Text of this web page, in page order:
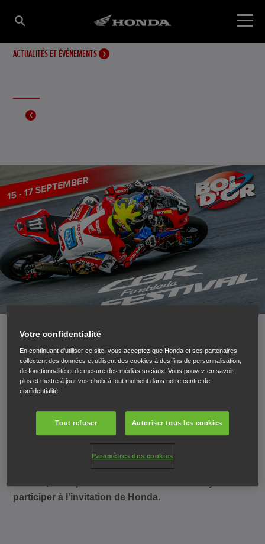
ACTUALITÉS ET ÉVÉNEMENTS
Honda Fireblade Festival au Bol
d’Or 2017
Pour célébrer les 25 ans d’existence de la
prestigieuse Fireblade, Honda organise, durant le
« Fireblade Festival ». En tant qu’heureux
propriétaire d’une Fireblade, peu importe l’année du
participer à l’invitation de Honda.
Votre confidentialité
En continuant d'utiliser ce site, vous acceptez que Honda et ses partenaires
collectent des données et utilisent des cookies à des fins de personnalisation,
de fonctionnalité et de mesure des médias sociaux. Vous pouvez en savoir
plus et mettre à jour vos choix à tout moment dans notre centre de
confidentialité
Tout refuser Autoriser tous les cookies
Paramètres des cookies